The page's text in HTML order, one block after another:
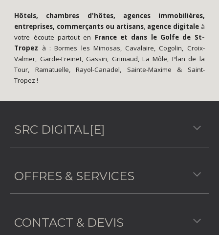
Hôtels, chambres d'hôtes, agences immobilières,
entreprises, commerçants ou artisans, agence digitaleà
votre écoute partout en Franceet dans le Golfe de St-
Tropez à :Bormes les Mimosas,Cavalaire,Cogolin, Croix-
Valmer, Garde-Freinet,Gassin, Grimaud,La Môle, Plan de la
Tour, Ramatuelle,Rayol-Canadel, Sainte-Maxime & Saint-
Tropez !
SRC DIGITAL[E]
OFFRES & SERVICES
CONTACT & DEVIS